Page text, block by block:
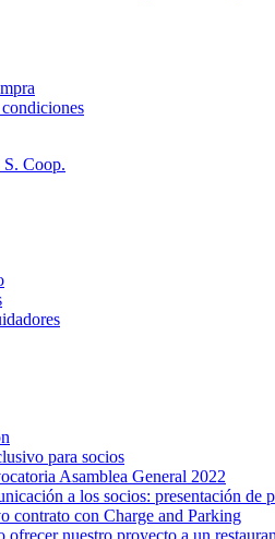
para socios
Asamblea General 2022
a los socios: presentación
contrato con Charge and Parking
ofrecer nuestro proyecto a un